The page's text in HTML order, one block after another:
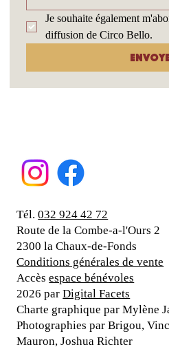
Je souhaite également
diffusion de Circo Bello.
Tél.032 924 42 72
Route de la Combe-a-l'Ours 2
2300 la Chaux-de-Fonds
Conditions générales de vente
Accèsespace bénévoles
2026 parDigital Facets
Charte graphique par Mylène
Photographies par Brigou,
Mauron, Joshua Richter